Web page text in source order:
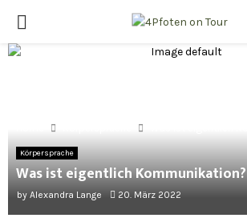
PRIMARY
MENU
Körpersprache
Was ist eigentlich Kommunikation?
by Alexandra Lange 20. März 2022